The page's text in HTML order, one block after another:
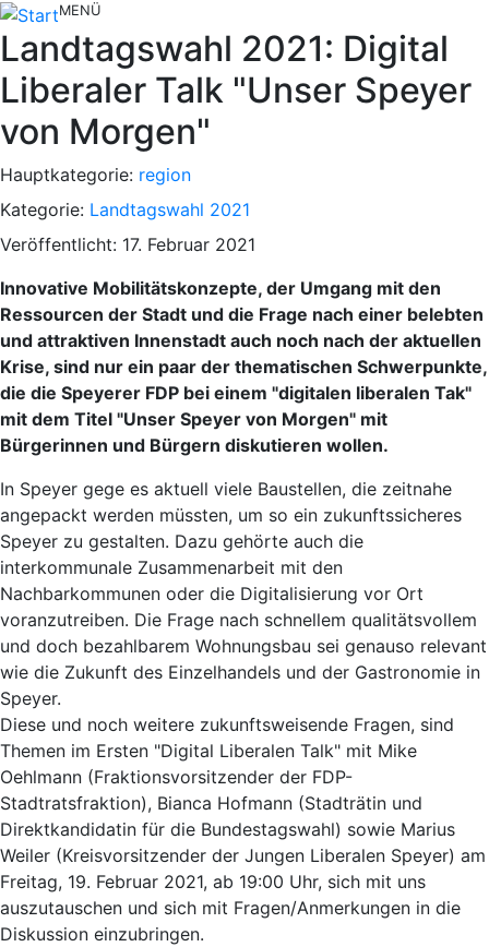
MENÜ
Landtagswahl 2021: Digital
Liberaler Talk "Unser Speyer
von Morgen"
Hauptkategorie: region
Kategorie: Landtagswahl 2021
Veröffentlicht: 17. Februar 2021
Innovative Mobilitätskonzepte, der Umgang mit den
Ressourcen der Stadt und die Frage nach einer belebten
und attraktiven Innenstadt auch noch nach der aktuellen
Krise, sind nur ein paar der thematischen Schwerpunkte,
die die Speyerer FDP bei einem "digitalen liberalen Tak"
mit dem Titel "Unser Speyer von Morgen" mit
Bürgerinnen und Bürgern diskutieren wollen.
In Speyer gege es aktuell viele Baustellen, die zeitnahe
angepackt werden müssten, um so ein zukunftssicheres
Speyer zu gestalten. Dazu gehörte auch die
interkommunale Zusammenarbeit mit den
Nachbarkommunen oder die Digitalisierung vor Ort
voranzutreiben. Die Frage nach schnellem qualitätsvollem
und doch bezahlbarem Wohnungsbau sei genauso relevant
wie die Zukunft des Einzelhandels und der Gastronomie in
Speyer.
Diese und noch weitere zukunftsweisende Fragen, sind
Themen im Ersten "Digital Liberalen Talk" mit Mike
Oehlmann (Fraktionsvorsitzender der FDP-
Stadtratsfraktion), Bianca Hofmann (Stadträtin und
Direktkandidatin für die Bundestagswahl) sowie Marius
Weiler (Kreisvorsitzender der Jungen Liberalen Speyer) ‪am
Freitag, 19. Februar 2021, ab 19:00 Uhr, sich mit uns
auszutauschen und sich mit Fragen/Anmerkungen in die
Diskussion einzubringen.